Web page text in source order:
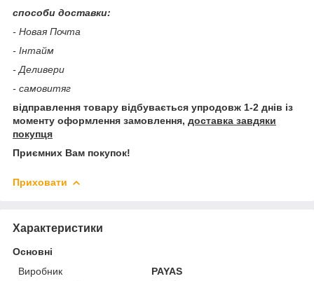
способи доставки:
- Новая Почта
- Інтайм
- Деливери
- самовитяг
відправлення товару відбувається упродовж 1-2 днів із
моменту оформлення замовлення, доставка завдяки
покупця
Приємних Вам покупок!
Приховати
Характеристики
Основні
Виробник
PAYAS